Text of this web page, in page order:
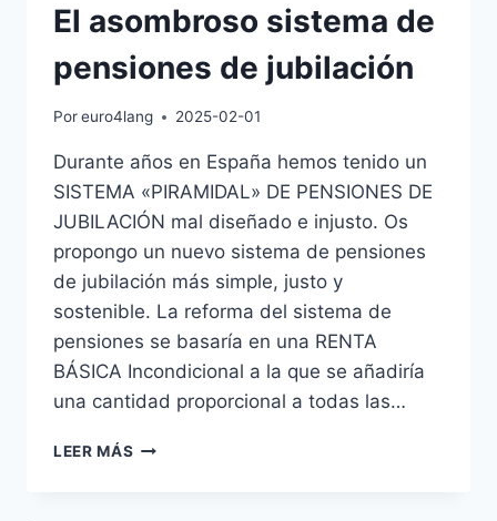
El asombroso sistema de
pensiones de jubilación
Poreuro4lang 2025-02-01
Durante años en España hemos tenido un
SISTEMA «PIRAMIDAL» DE PENSIONES DE
JUBILACIÓN mal diseñado e injusto. Os
propongo un nuevo sistema de pensiones
de jubilación más simple, justo y
sostenible. La reforma del sistema de
pensiones se basaría en una RENTA
BÁSICA Incondicional a la que se añadiría
una cantidad proporcional a todas las…
LEER MÁS